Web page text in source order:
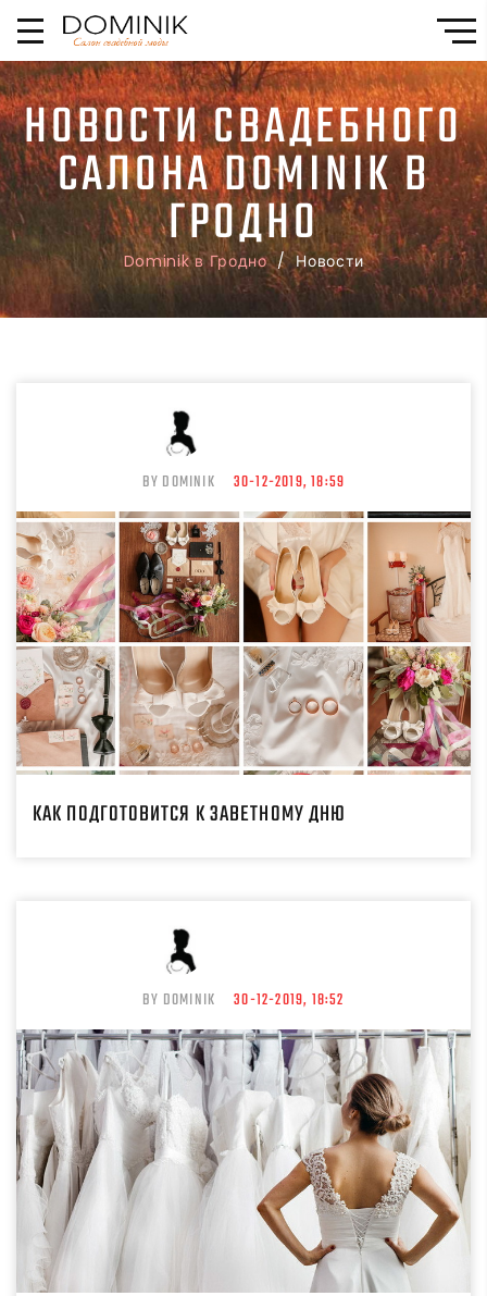
НОВОСТИ СВАДЕБНОГО
САЛОНА DOMINIK В
ГРОДНО
Dominik в Гродно/ Новости
BY DOMINIK 30-12-2019, 18:59
КАК ПОДГОТОВИТСЯ К ЗАВЕТНОМУ ДНЮ
BY DOMINIK 30-12-2019, 18:52